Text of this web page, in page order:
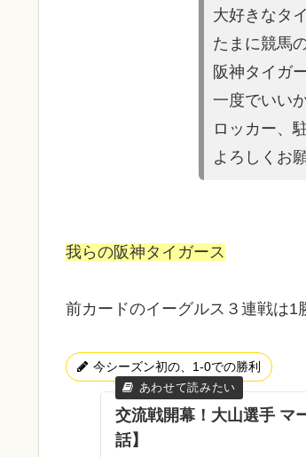
大好きなタ
たまに競馬
阪神タイガ
一度でいい
ロッカー、
よろしくお
我らの阪神タイガース
前カードのイーグルス３連戦は1
今シーズン初の、1-0での勝利
交流戦開幕！大山選手 マ
話】